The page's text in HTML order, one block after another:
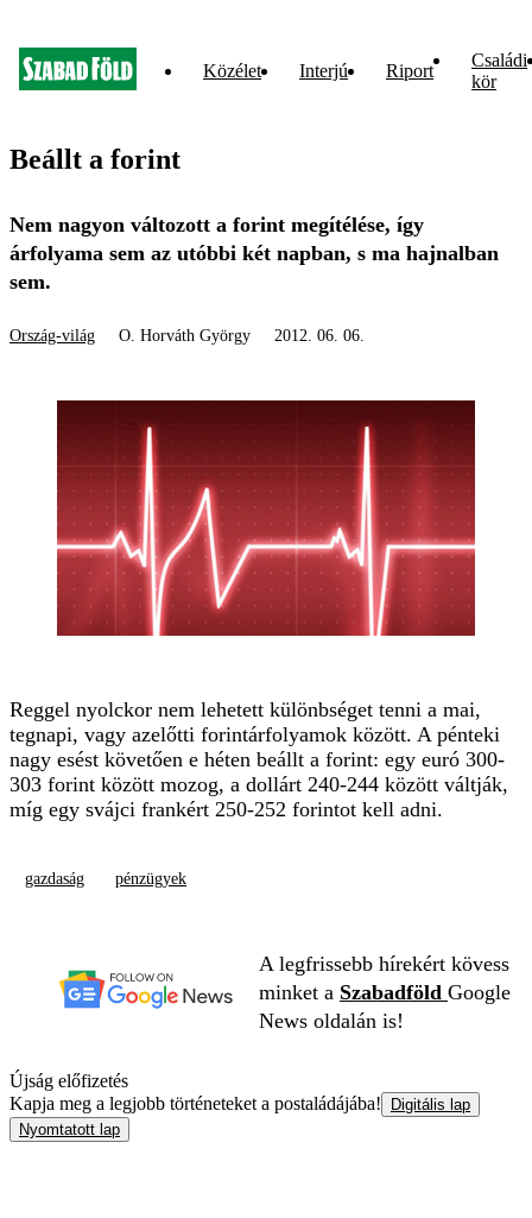
Közélet Interjú Riport
Családi
kör
Beállt a forint
Nem nagyon változott a forint megítélése, így
árfolyama sem az utóbbi két napban, s ma hajnalban
sem.
Ország-világ O. Horváth György 2012. 06. 06.
Reggel nyolckor nem lehetett különbséget tenni a mai,
tegnapi, vagy azelőtti forintárfolyamok között. A pénteki
nagy esést követően e héten beállt a forint: egy euró 300-
303 forint között mozog, a dollárt 240-244 között váltják,
míg egy svájci frankért 250-252 forintot kell adni.
gazdaság pénzügyek
A legfrissebb hírekért kövess
minket a Szabadföld Google
News oldalán is!
Újság előfizetés
Kapja meg a legjobb történeteket a postaládájába!
Digitális lap
Nyomtatott lap